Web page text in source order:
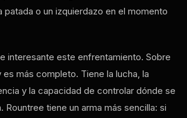
patada o un izquierdazo en el momento
interesante este enfrentamiento. Sobre
es más completo. Tiene la lucha, la
y la capacidad de controlar dónde se
Rountree tiene un arma más sencilla: si